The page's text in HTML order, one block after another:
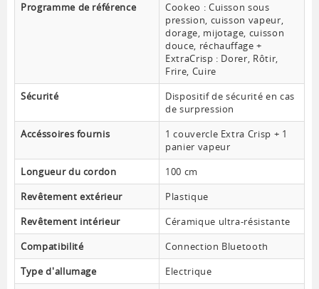
Programme de référence
Cookeo : Cuisson sous
pression, cuisson vapeur,
dorage, mijotage, cuisson
douce, réchauffage +
ExtraCrisp : Dorer, Rôtir,
Frire, Cuire
Sécurité
Dispositif de sécurité en cas
de surpression
Accéssoires fournis
1 couvercle Extra Crisp + 1
panier vapeur
Longueur du cordon
100 cm
Revêtement extérieur
Plastique
Revêtement intérieur
Céramique ultra-résistante
Compatibilité
Connection Bluetooth
Type d'allumage
Electrique